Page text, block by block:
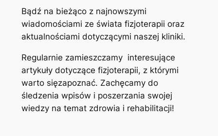
Bądź na bieżąco z najnowszymi
wiadomościami ze świata fizjoterapii oraz
aktualnościami dotyczącymi naszej kliniki.
Regularnie zamieszczamy interesujące
artykuły dotyczące fizjoterapii, z którymi
warto sięzapoznać. Zachęcamy do
śledzenia wpisów i poszerzania swojej
wiedzy na temat zdrowia i rehabilitacji!